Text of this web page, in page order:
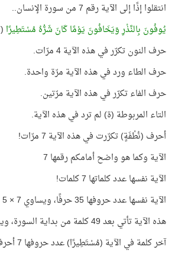
انتقلوا إذًا إلى الآية رقم 7 من سورة الإنسان..
يُوفُونَ بِالنَّذْرِ وَيَخَافُونَ يَوْمًا كَانَ شَرُّهُ مُسْتَطِيرًا (7) الإنسان
حرف النون تكرّر في هذه الآية 4 مرّات.
حرف الطاء ورد في هذه الآية مرّة واحدة.
حرف الفاء تكرّر في هذه الآية مرّتين.
التاء المربوطة (ة) لم ترد في هذه الآية.
أحرف (نُطْفَةٍ) تكرّرت في هذه الآية 7 مرّات!
الآية وكما هو واضح أمامكم رقمها 7
الآية نفسها عدد كلماتها 7 كلمات!
الآية نفسها عدد حروفها 35 حرفًا، ويساوي 7 × 5
هذه الآية تأتي بعد 49 كلمة من بداية السورة، ويساوي 7 × 7
آخر كلمة في الآية (مُسْتَطِيرًا) عدد حروفها 7 أحرف!